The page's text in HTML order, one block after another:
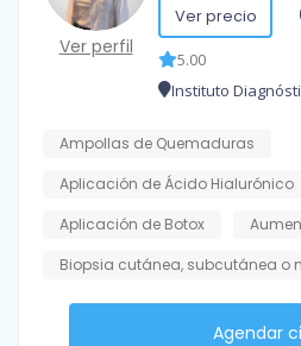
Ver perfil
Ver precio
5.00
Instituto
Ampollas de Quemaduras
Aplicación de Ácido Hialurónico
Aplicación de Botox
Biopsia cutánea, subcutánea o
Agendar